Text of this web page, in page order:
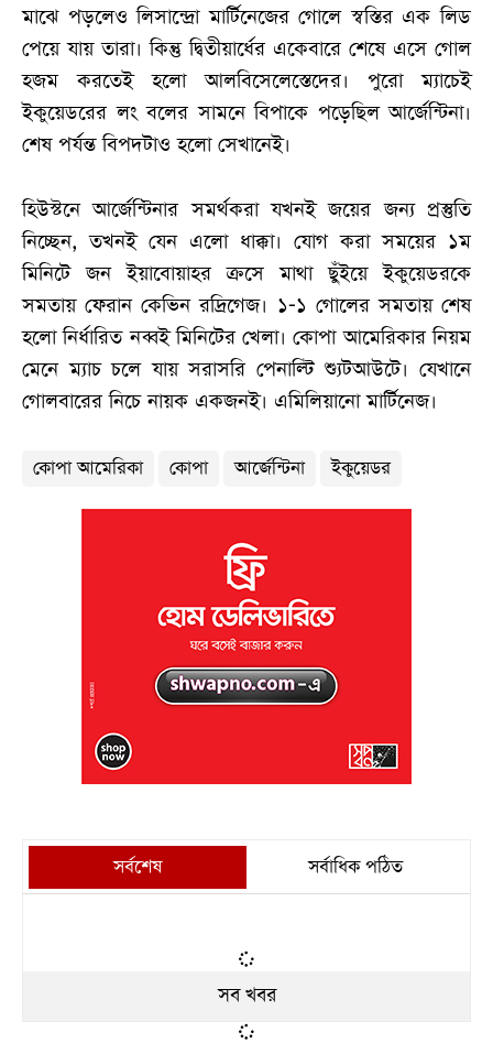
মাঝে পড়লেও লিসান্দ্রো মার্টিনেজের গোলে স্বস্তির এক লিড
পেয়ে যায় তারা। কিন্তু দ্বিতীয়ার্ধের একেবারে শেষে এসে গোল
হজম করতেই হলো আলবিসেলেস্তেদের। পুরো ম্যাচেই
ইকুয়েডরের লং বলের সামনে বিপাকে পড়েছিল আর্জেন্টিনা।
শেষ পর্যন্ত বিপদটাও হলো সেখানেই।
হিউস্টনে আর্জেন্টিনার সমর্থকরা যখনই জয়ের জন্য প্রস্তুতি
নিচ্ছেন, তখনই যেন এলো ধাক্কা। যোগ করা সময়ের ১ম
মিনিটে জন ইয়াবোয়াহর ক্রসে মাথা ছুঁইয়ে ইকুয়েডরকে
সমতায় ফেরান কেভিন রদ্রিগেজ। ১-১ গোলের সমতায় শেষ
হলো নির্ধারিত নব্বই মিনিটের খেলা। কোপা আমেরিকার নিয়ম
মেনে ম্যাচ চলে যায় সরাসরি পেনাল্টি শ্যুটআউটে। যেখানে
গোলবারের নিচে নায়ক একজনই। এমিলিয়ানো মার্টিনেজ।
কোপা আমেরিকা কোপা আর্জেন্টিনা ইকুয়েডর
সর্বশেষ সর্বাধিক পঠিত
সব খবর